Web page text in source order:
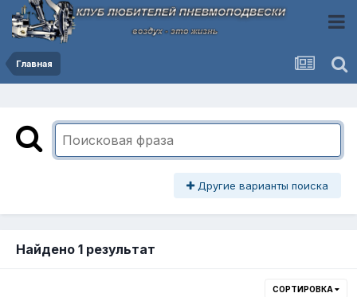
Главная
Другие варианты поиска
Найдено 1 результат
СОРТИРОВКА